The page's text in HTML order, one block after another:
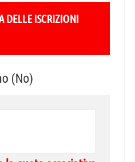
ISCRIZIONI
(No)